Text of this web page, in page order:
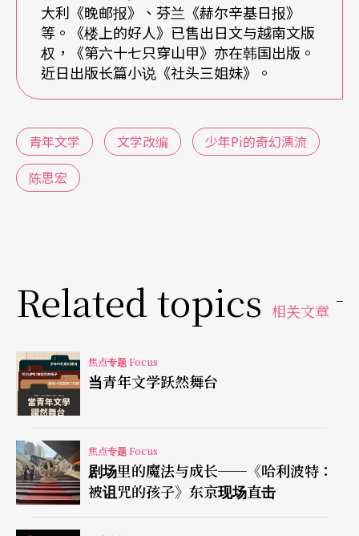
大利《晚邮报》、芬兰《赫尔辛基日报》
等。《楼上的好人》已售出日文与越南文版
权，《第六十七只穿山甲》亦在韩国出版。
近日出版长篇小说《社头三姐妹》。
青年文学 文学改编
少年Pi的奇幻漂流
陈思宏
Related topics 相关文章
焦点专题 Focus
当青年文学跃然舞台
焦点专题 Focus
剧场里的魔法与成长──《哈利波特：
被诅咒的孩子》东京现场直击